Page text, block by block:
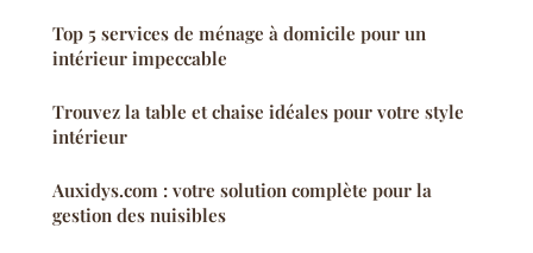
Top 5 services de ménage à domicile pour un
intérieur impeccable
Trouvez la table et chaise idéales pour votre style
intérieur
Auxidys.com : votre solution complète pour la
gestion des nuisibles